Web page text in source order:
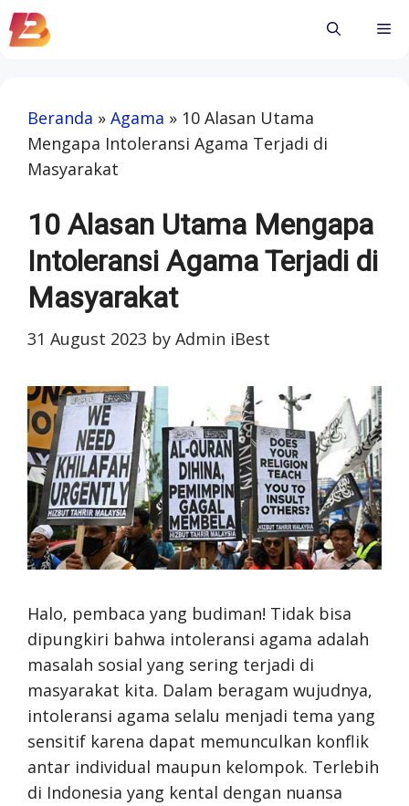
Skip
to
Beranda » Agama » 10 Alasan Utama
Mengapa Intoleransi Agama Terjadi di
Masyarakat
10 Alasan Utama Mengapa
Intoleransi Agama Terjadi di
Masyarakat
31 August 2023 by Admin iBest
Halo, pembaca yang budiman! Tidak bisa
dipungkiri bahwa intoleransi agama adalah
masalah sosial yang sering terjadi di
masyarakat kita. Dalam beragam wujudnya,
intoleransi agama selalu menjadi tema yang
sensitif karena dapat memunculkan konflik
antar individual maupun kelompok. Terlebih
di Indonesia yang kental dengan nuansa